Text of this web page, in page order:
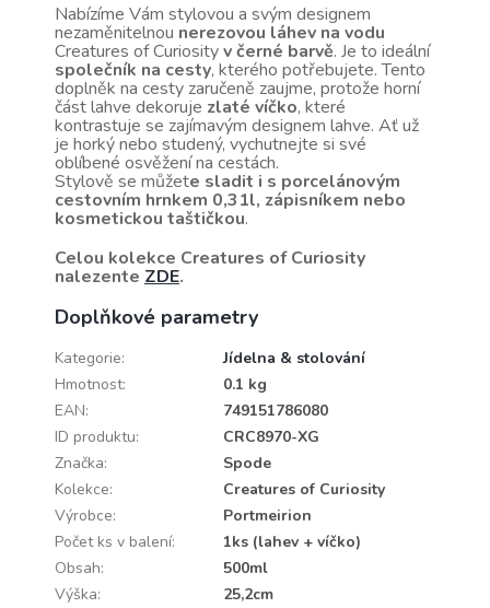
Nabízíme Vám stylovou a svým designem
nezaměnitelnou nerezovou láhev na vodu
Creatures of Curiosityv černé barvě. Je to ideální
společník na cesty, kterého potřebujete. Tento
doplněk na cesty zaručeně zaujme, protože horní
část lahve dekoruje zlaté víčko, které
kontrastuje se zajímavým designem lahve. Ať už
je horký nebo studený, vychutnejte si své
oblíbené osvěžení na cestách.
Stylově se můžete sladit i s porcelánovým
cestovním hrnkem 0,31l, zápisníkem nebo
kosmetickou taštičkou.
Celou kolekce Creatures of Curiosity
nalezente ZDE.
Doplňkové parametry
Kategorie:
Jídelna & stolování
Hmotnost:
0.1 kg
EAN:
749151786080
ID produktu:
CRC8970-XG
Značka:
Spode
Kolekce:
Creatures of Curiosity
Výrobce:
Portmeirion
Počet ks v balení:
1ks (lahev + víčko)
Obsah:
500ml
Výška:
25,2cm